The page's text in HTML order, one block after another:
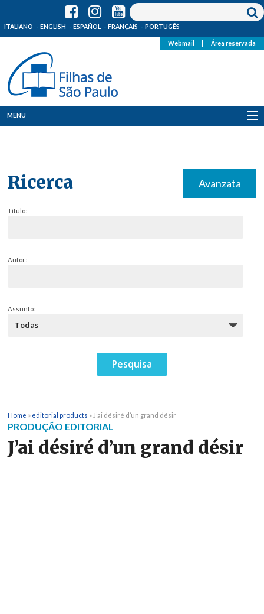
ITALIANO ENGLISH ESPAÑOL FRANÇAIS PORTUGÊS
Webmail Área reservada
MENU
Ricerca Avanzata
Título:
Autor:
Assunto:
Home » editorial products » J’ai désiré d’un grand désir
PRODUÇÃO EDITORIAL
J’ai désiré d’un grand désir